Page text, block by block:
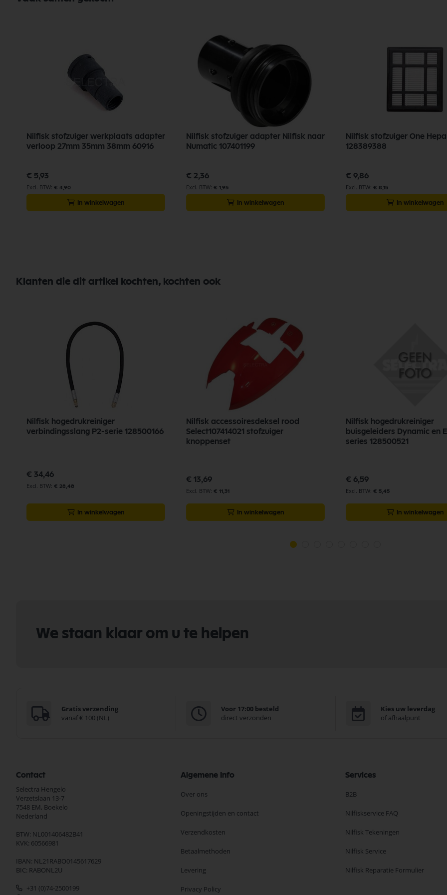
Nilfisk stofzuiger werkplaats adapter
verloop 27mm 35mm 38mm 60916
€ 5,93
€ 4,90
In winkelwagen
Nilfisk stofzuiger adapter Nilfisk naar
Numatic 107401199
€ 2,36
€ 1,95
In winkelwagen
Nilfisk stofzuiger One
128389388
€ 9,86
€ 8,15
In winkelwagen
Klanten die dit artikel kochten, kochten ook
Nilfisk hogedrukreiniger
verbindingsslang P2-serie 128500166
€ 34,46
€ 28,48
In winkelwagen
Nilfisk accessoiresdeksel rood
Select107414021 stofzuiger
knoppenset
€ 13,69
€ 11,31
In winkelwagen
Nilfisk hogedrukreiniger
buisgeleiders Dynamic en
series 128500521
€ 6,59
€ 5,45
In winkelwagen
We staan klaar om u te helpen
Gratis verzending
vanaf € 100 (NL)
Voor 17:00 besteld
direct verzonden
Kies uw leverdag
of afhaalpunt
Contact
Selectra Hengelo
Verzetslaan 13-7
7548 EM, Boekelo
Nederland
BTW: NL001406482B41
KVK: 60566981
IBAN: NL21RABO0145617629
BIC: RABONL2U
+31 (0)74-2500199
Algemene Info
Over ons
Openingstijden en contact
Verzendkosten
Betaalmethoden
Levering
Privacy Policy
Services
B2B
Nilfiskservice FAQ
Nilfisk Tekeningen
Nilfisk Service
Nilfisk Reparatie Formulier